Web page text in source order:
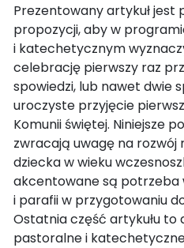
Prezentowany artykuł jest
propozycji, aby w
i katechetycznym
celebrację pierwszy raz
spowiedzi, lub nawet dwie
uroczyste przyjęcie
Komunii świętej. Niniejsze
zwracają uwagę na rozwój
dziecka w wieku
akcentowane są potrzeba
i parafii w przygotowaniu
Ostatnia część artykułu to
pastoralne i